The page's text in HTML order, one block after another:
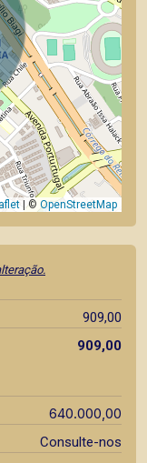
© OpenStreetMap
909,00
909,00
640.000,00
Consulte-nos